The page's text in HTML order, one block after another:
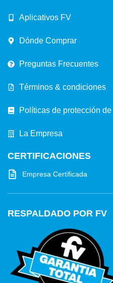
Aplicativos FV
Dónde Comprar
Preguntas Frecuentes
Términos & condiciones
Políticas de protección
La Empresa
CERTIFICACIONES
Empresa Certificada
RESPALDADO POR FV